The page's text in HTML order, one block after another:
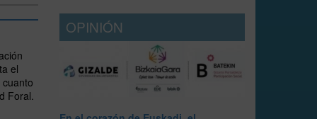
el
Foral.
OPINIÓN